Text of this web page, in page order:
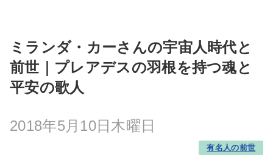
ミランダ・カーさんの宇宙人時代と
前世｜プレアデスの羽根を持つ魂と
平安の歌人
2018年5月10日木曜日
有名人の前世